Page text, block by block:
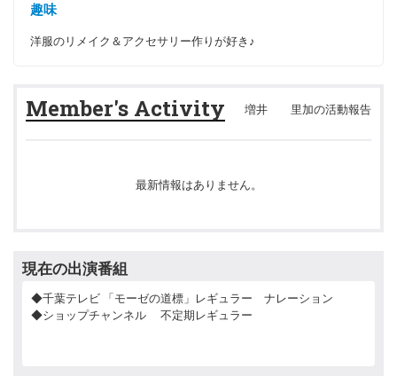
趣味
洋服のリメイク＆アクセサリー作りが好き♪
Member's Activity 増井 里加の活動報告
最新情報はありません。
現在の出演番組
◆千葉テレビ 「モーゼの道標」レギュラー ナレーション
◆ショップチャンネル 不定期レギュラー